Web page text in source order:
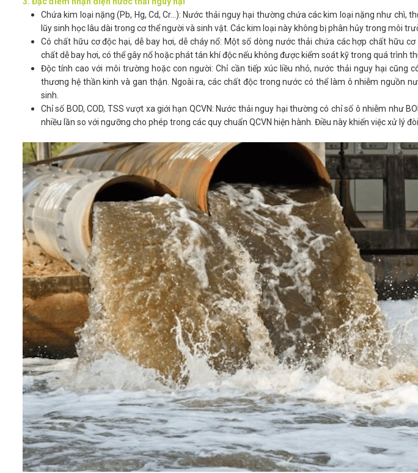
Chứa kim loại nặng (Pb, Hg, Cd, Cr...): Nước thải nguy hại thường chứa các kim loại nặng như chì,
lũy sinh học lâu dài trong cơ thể người và sinh vật. Các kim loại này không bị phân hủy trong môi
Có chất hữu cơ độc hại, dễ bay hơi, dễ cháy nổ: Một số dòng nước thải chứa các hợp chất hữu
chất dễ bay hơi, có thể gây nổ hoặc phát tán khí độc nếu không được kiểm soát kỹ trong quá trình
Độc tính cao với môi trường hoặc con người: Chỉ cần tiếp xúc liều nhỏ, nước thải nguy hại cũng
thương hệ thần kinh và gan thận. Ngoài ra, các chất độc trong nước có thể làm ô nhiễm nguồn
sinh.
Chỉ số BOD, COD, TSS vượt xa giới hạn QCVN: Nước thải nguy hại thường có chỉ số ô nhiễm như
nhiều lần so với ngưỡng cho phép trong các quy chuẩn QCVN hiện hành. Điều này khiến việc xử lý